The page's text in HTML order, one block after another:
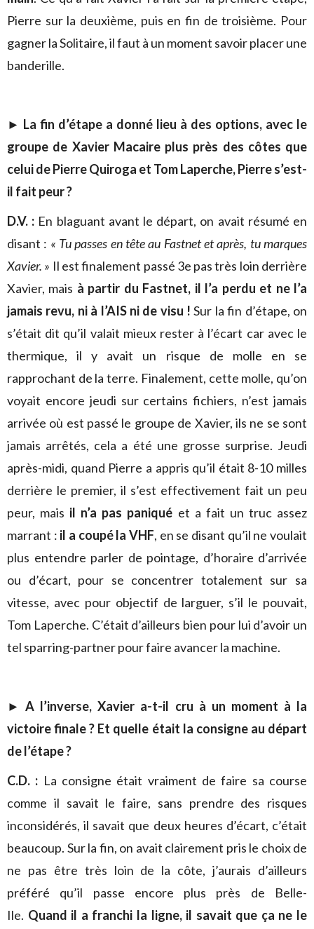
Pierre sur la deuxième, puis en fin de troisième. Pour
gagner la Solitaire, il faut à un moment savoir placer une
banderille.
► La fin d’étape a donné lieu à des options, avec le
groupe de Xavier Macaire plus près des côtes que
celui de Pierre Quiroga et Tom Laperche, Pierre s’est-
il fait peur ?
D.V. : En blaguant avant le départ, on avait résumé en
disant : « Tu passes en tête au Fastnet et après, tu marques
Xavier. » Il est finalement passé 3e pas très loin derrière
Xavier, mais à partir du Fastnet, il l’a perdu et ne l’a
jamais revu, ni à l’AIS ni de visu ! Sur la fin d’étape, on
s’était dit qu’il valait mieux rester à l’écart car avec le
thermique, il y avait un risque de molle en se
rapprochant de la terre. Finalement, cette molle, qu’on
voyait encore jeudi sur certains fichiers, n’est jamais
arrivée où est passé le groupe de Xavier, ils ne se sont
jamais arrêtés, cela a été une grosse surprise. Jeudi
après-midi, quand Pierre a appris qu’il était 8-10 milles
derrière le premier, il s’est effectivement fait un peu
peur, mais il n’a pas paniqué et a fait un truc assez
marrant : il a coupé la VHF, en se disant qu’il ne voulait
plus entendre parler de pointage, d’horaire d’arrivée
ou d’écart, pour se concentrer totalement sur sa
vitesse, avec pour objectif de larguer, s’il le pouvait,
Tom Laperche. C’était d’ailleurs bien pour lui d’avoir un
tel sparring-partner pour faire avancer la machine.
► A l’inverse, Xavier a-t-il cru à un moment à la
victoire finale ? Et quelle était la consigne au départ
de l’étape ?
C.D. : La consigne était vraiment de faire sa course
comme il savait le faire, sans prendre des risques
inconsidérés, il savait que deux heures d’écart, c’était
beaucoup. Sur la fin, on avait clairement pris le choix de
ne pas être très loin de la côte, j’aurais d’ailleurs
préféré qu’il passe encore plus près de Belle-
Ile. Quand il a franchi la ligne, il savait que ça ne le